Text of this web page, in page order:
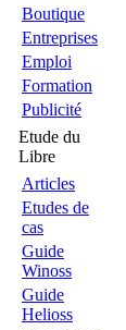
Boutique
Entreprises
Emploi
Formation
Publicité
Etude du
Libre
Articles
Etudes de
cas
Guide
Winoss
Guide
Helioss